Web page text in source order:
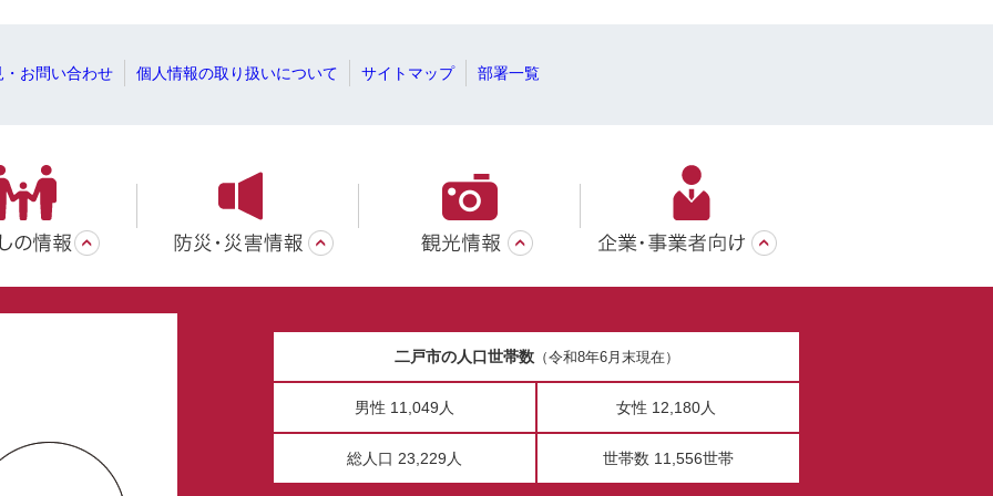
・お問い合わせ 個人情報の取り扱いについて サイトマップ 部署一覧
二戸市の人口世帯数（令和8年6月末現在）
男性 11,049人 女性 12,180人
総人口 23,229人 世帯数 11,556世帯